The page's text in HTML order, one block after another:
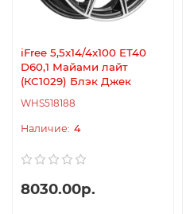
iFree 5,5x14/4x100 ET40
D60,1 Майами лайт
(КС1029) Блэк Джек
WHS518188
4
8030.00р.